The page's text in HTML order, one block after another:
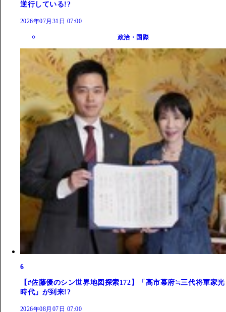
逆行している!?
2026年07月31日 07:00
政治・国際
6
【#佐藤優のシン世界地図探索172】「高市幕府≒三代将軍家光
時代」が到来!?
2026年08月07日 07:00